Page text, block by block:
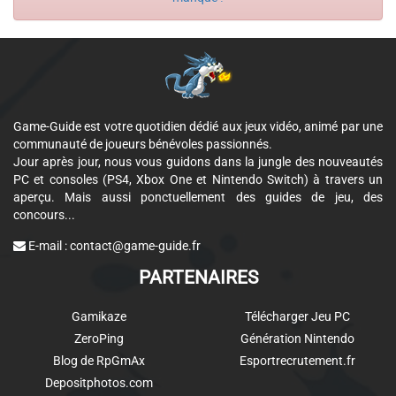
Game-Guide est votre quotidien dédié aux jeux vidéo, animé par une
communauté de joueurs bénévoles passionnés.
Jour après jour, nous vous guidons dans la jungle des nouveautés
PC et consoles (PS4, Xbox One et Nintendo Switch) à travers un
aperçu. Mais aussi ponctuellement des guides de jeu, des
concours...
E-mail :contact@game-guide.fr
PARTENAIRES
Gamikaze
ZeroPing
Blog de RpGmAx
Depositphotos.com
Télécharger Jeu PC
Génération Nintendo
Esportrecrutement.fr